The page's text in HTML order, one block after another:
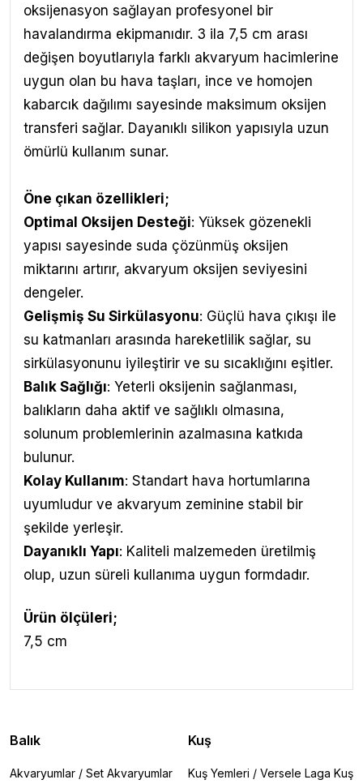
oksijenasyon sağlayan profesyonel bir
havalandırma ekipmanıdır. 3 ila 7,5 cm arası
değişen boyutlarıyla farklı akvaryum hacimlerine
uygun olan bu hava taşları, ince ve homojen
kabarcık dağılımı sayesinde maksimum oksijen
transferi sağlar. Dayanıklı silikon yapısıyla uzun
ömürlü kullanım sunar.
Öne çıkan özellikleri;
Optimal Oksijen Desteği: Yüksek gözenekli
yapısı sayesinde suda çözünmüş oksijen
miktarını artırır, akvaryum oksijen seviyesini
dengeler.
Gelişmiş Su Sirkülasyonu: Güçlü hava çıkışı ile
su katmanları arasında hareketlilik sağlar, su
sirkülasyonunu iyileştirir ve su sıcaklığını eşitler.
Balık Sağlığı: Yeterli oksijenin sağlanması,
balıkların daha aktif ve sağlıklı olmasına,
solunum problemlerinin azalmasına katkıda
bulunur.
Kolay Kullanım: Standart hava hortumlarına
uyumludur ve akvaryum zeminine stabil bir
şekilde yerleşir.
Dayanıklı Yapı: Kaliteli malzemeden üretilmiş
olup, uzun süreli kullanıma uygun formdadır.
Ürün ölçüleri;
7,5 cm
Balık
Akvaryumlar / Set Akvaryumlar
Kuş
Kuş Yemleri / Versele Laga Kuş